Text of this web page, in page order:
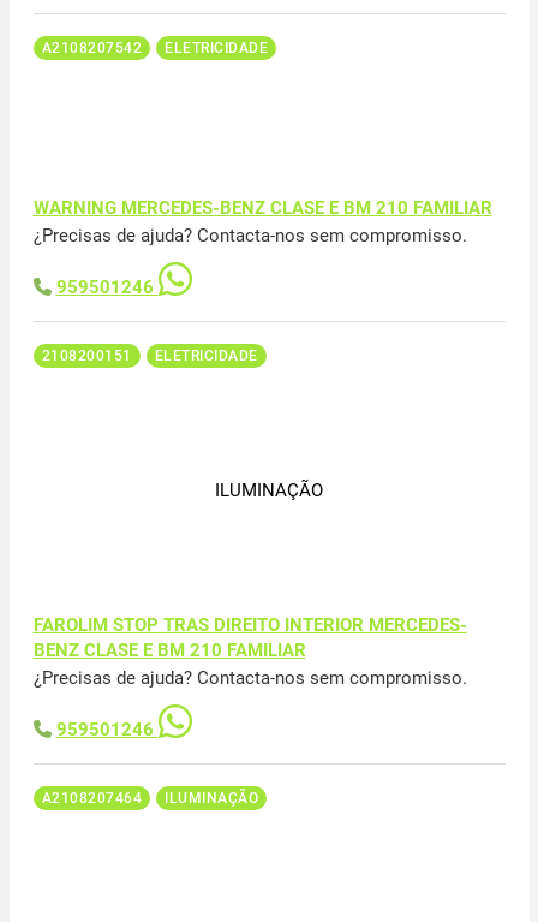
A2108207542 ELETRICIDADE
WARNING MERCEDES-BENZ CLASE E BM 210 FAMILIAR
¿Precisas de ajuda? Contacta-nos sem compromisso.
959501246
2108200151 ELETRICIDADE
ILUMINAÇÃO
FAROLIM STOP TRAS DIREITO INTERIOR MERCEDES-
BENZ CLASE E BM 210 FAMILIAR
¿Precisas de ajuda? Contacta-nos sem compromisso.
959501246
A2108207464 ILUMINAÇÃO